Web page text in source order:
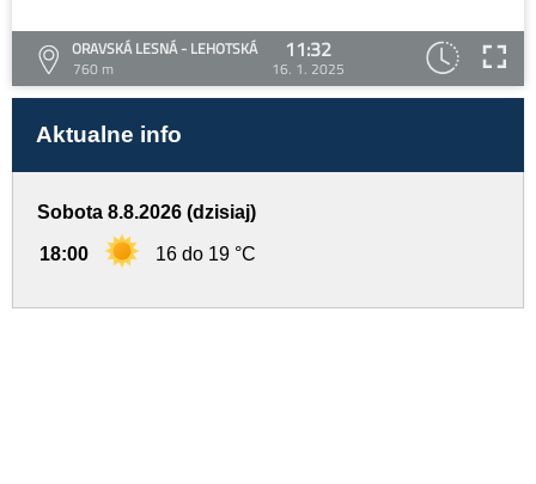
ORAVSKÁ LESNÁ - LEHOTSKÁ
760 m
11:32
16. 1. 2025
Aktualne info
Sobota 8.8.2026 (dzisiaj)
18:00 16 do 19 °C